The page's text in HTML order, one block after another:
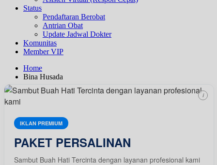
Status
Pendaftaran Berobat
Antrian Obat
Update Jadwal Dokter
Komunitas
Member VIP
Home
Bina Husada
IKLAN PREMIUM
PAKET PERSALINAN
Sambut Buah Hati Tercinta dengan layanan profesional kami
i